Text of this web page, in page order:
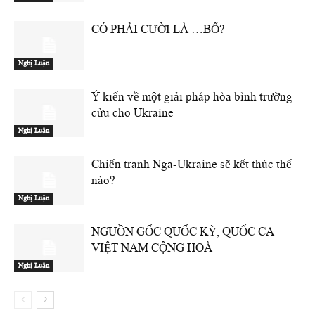
Nghị Luận
CÓ PHẢI CƯỜI LÀ …BỔ?
Nghị Luận
Ý kiến về một giải pháp hòa bình trường
cửu cho Ukraine
Nghị Luận
Chiến tranh Nga-Ukraine sẽ kết thúc thế
nào?
Nghị Luận
NGUỒN GỐC QUỐC KỲ, QUỐC CA
VIỆT NAM CỘNG HOÀ